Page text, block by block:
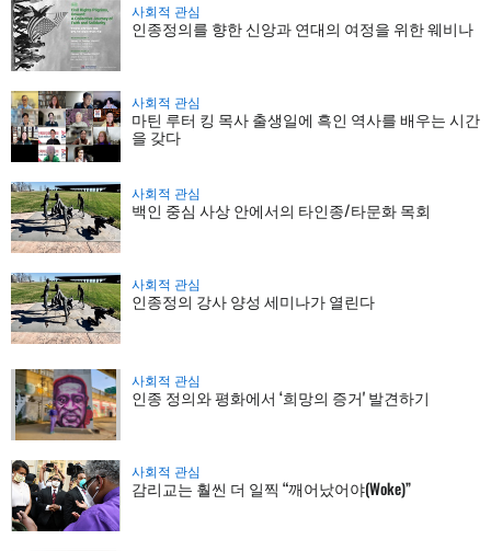
사회적 관심
인종정의를 향한 신앙과 연대의 여정을 위한 웨비나
사회적 관심
마틴 루터 킹 목사 출생일에 흑인 역사를 배우는 시간
을 갖다
사회적 관심
백인 중심 사상 안에서의 타인종/타문화 목회
사회적 관심
인종정의 강사 양성 세미나가 열린다
사회적 관심
인종 정의와 평화에서 ‘희망의 증거' 발견하기
사회적 관심
감리교는 훨씬 더 일찍 “깨어났어야(Woke)”